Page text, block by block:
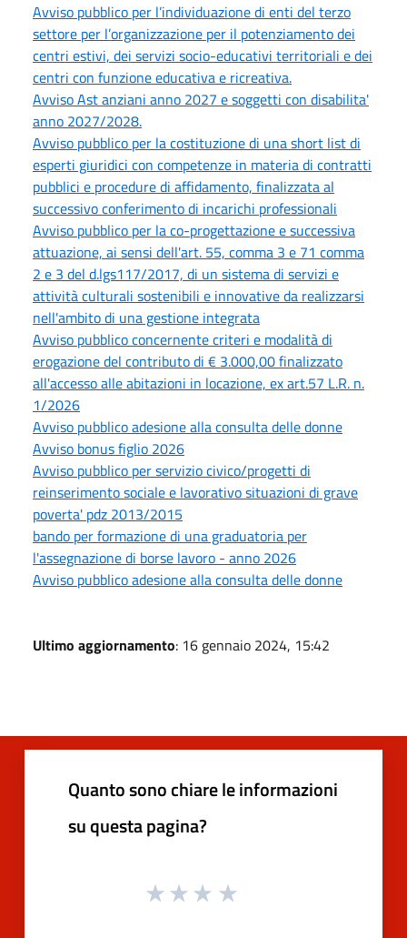
Avviso pubblico per l’individuazione di enti del terzo
settore per l’organizzazione per il potenziamento dei
centri estivi, dei servizi socio-educativi territoriali e dei
centri con funzione educativa e ricreativa.
Avviso Ast anziani anno 2027 e soggetti con disabilita'
anno 2027/2028.
Avviso pubblico per la costituzione di una short list di
esperti giuridici con competenze in materia di contratti
pubblici e procedure di affidamento, finalizzata al
successivo conferimento di incarichi professionali
Avviso pubblico per la co-progettazione e successiva
attuazione, ai sensi dell'art. 55, comma 3 e 71 comma
2 e 3 del d.lgs117/2017, di un sistema di servizi e
attività culturali sostenibili e innovative da realizzarsi
nell'ambito di una gestione integrata
Avviso pubblico concernente criteri e modalità di
erogazione del contributo di € 3.000,00 finalizzato
all'accesso alle abitazioni in locazione, ex art.57 L.R. n.
1/2026
Avviso pubblico adesione alla consulta delle donne
Avviso bonus figlio 2026
Avviso pubblico per servizio civico/progetti di
reinserimento sociale e lavorativo situazioni di grave
poverta' pdz 2013/2015
bando per formazione di una graduatoria per
l'assegnazione di borse lavoro - anno 2026
Avviso pubblico adesione alla consulta delle donne
Ultimo aggiornamento: 16 gennaio 2024, 15:42
Quanto sono chiare le informazioni
su questa pagina?